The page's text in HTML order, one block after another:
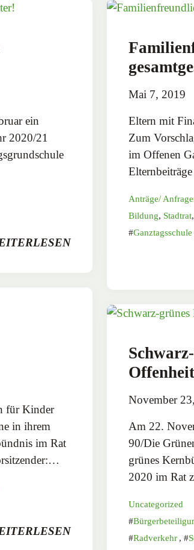
ein
2020/21
für Kinder
in ihrem
im Rat
Mai 7, 2019
Eltern mit
Zum
im Offenen
Anträge/
Bildung, Stadtrat,
Ganztagsschule
Offenheit
November
Am 22.
90/Die
grünes
2020 im Rat
Uncategorized
Radverkehr ,